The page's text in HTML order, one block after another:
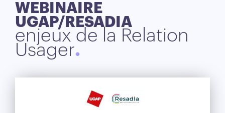
WEBINAIRE
UGAP/RESADIA
enjeux de la Relation
Usager